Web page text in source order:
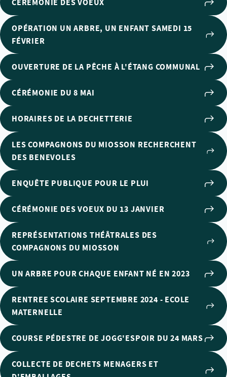
CÉRÉMONIE DES VOEUX
OPÉRATION UN ARBRE, UN ENFANT SAMEDI 15
FÉVRIER
OUVERTURE DE LA PÊCHE À L'ÉTANG COMMUNAL
CÉRÉMONIE DU 8 MAI
HORAIRES DE LA DECHETTERIE
LES COMPAGNONS DU MIOSSON RECHERCHENT
DES BENEVOLES
ENQUÊTE PUBLIQUE POUR LE PLUI
CÉRÉMONIE DES VOEUX DU 13 JANVIER
REPRÉSENTATIONS THÉÂTRALES DES
COMPAGNONS DU MIOSSON
UN ARBRE POUR CHAQUE ENFANT NÉ EN 2023
RENTREE SCOLAIRE SEPTEMBRE 2024 - ECOLE
MATERNELLE
COURSE PÉDESTRE DE JOGG'ESPOIR DU 24 MARS
COLLECTE DE DECHETS MENAGERS ET